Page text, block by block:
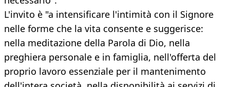
L'invito è "a intensificare l'intimità con il Signore
nelle forme che la vita consente e suggerisce:
nella meditazione della Parola di Dio, nella
preghiera personale e in famiglia, nell'offerta del
proprio lavoro essenziale per il mantenimento